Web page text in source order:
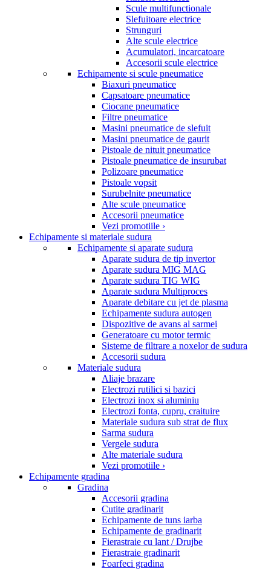
Scule multifunctionale
Slefuitoare electrice
Strunguri
Alte scule electrice
Acumulatori, incarcatoare
Accesorii scule electrice
Echipamente si scule pneumatice
Biaxuri pneumatice
Capsatoare pneumatice
Ciocane pneumatice
Filtre pneumatice
Masini pneumatice de slefuit
Masini pneumatice de gaurit
Pistoale de nituit pneumatice
Pistoale pneumatice de insurubat
Polizoare pneumatice
Pistoale vopsit
Surubelnite pneumatice
Alte scule pneumatice
Accesorii pneumatice
Vezi promotiile ›
Echipamente si materiale sudura
Echipamente si aparate sudura
Aparate sudura de tip invertor
Aparate sudura MIG MAG
Aparate sudura TIG WIG
Aparate sudura Multiproces
Aparate debitare cu jet de plasma
Echipamente sudura autogen
Dispozitive de avans al sarmei
Generatoare cu motor termic
Sisteme de filtrare a noxelor de sudura
Accesorii sudura
Materiale sudura
Aliaje brazare
Electrozi rutilici si bazici
Electrozi inox si aluminiu
Electrozi fonta, cupru, craituire
Materiale sudura sub strat de flux
Sarma sudura
Vergele sudura
Alte materiale sudura
Vezi promotiile ›
Echipamente gradina
Gradina
Accesorii gradina
Cutite gradinarit
Echipamente de tuns iarba
Echipamente de gradinarit
Fierastraie cu lant / Drujbe
Fierastraie gradinarit
Foarfeci gradina